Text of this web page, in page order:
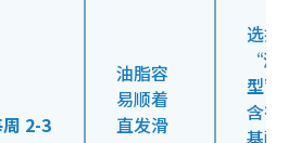
2-3
油脂容
易顺着
直发滑
选择
“清
型”
含有